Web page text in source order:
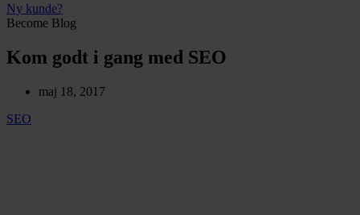
Ny kunde?
Become Blog
Kom godt i gang med SEO
maj 18, 2017
SEO